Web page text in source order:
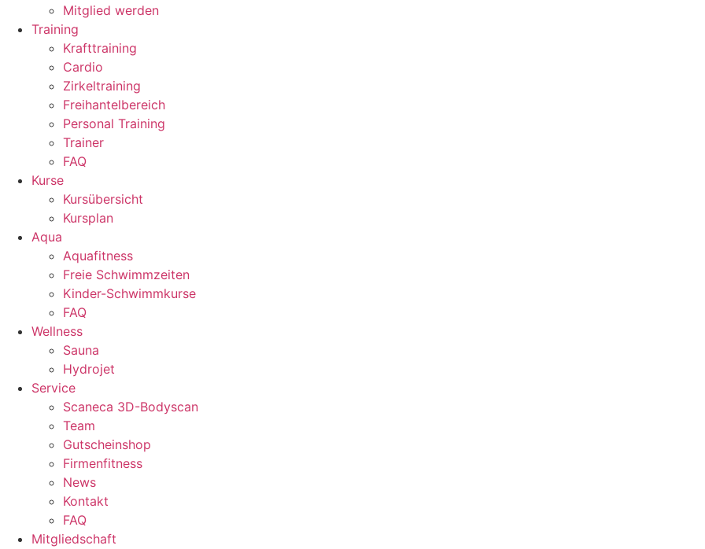
Mitglied werden
Training
Krafttraining
Cardio
Zirkeltraining
Freihantelbereich
Personal Training
Trainer
FAQ
Kurse
Kursübersicht
Kursplan
Aqua
Aquafitness
Freie Schwimmzeiten
Kinder-Schwimmkurse
FAQ
Wellness
Sauna
Hydrojet
Service
Scaneca 3D-Bodyscan
Team
Gutscheinshop
Firmenfitness
News
Kontakt
FAQ
Mitgliedschaft